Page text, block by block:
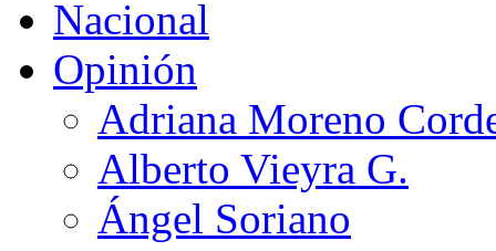
Nacional
Opinión
Adriana Moreno
Alberto Vieyra G.
Ángel Soriano